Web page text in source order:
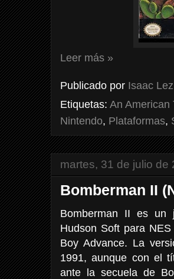
Leer más »
Publicado por Isaac Lez
Etiquetas: An American
Nintendo, Plataformas,
martes, 31 de julio de
Bomberman II
Bomberman II es un
Hudson Soft para
Boy Advance. La
1991, aunque con el
ante la secuela de